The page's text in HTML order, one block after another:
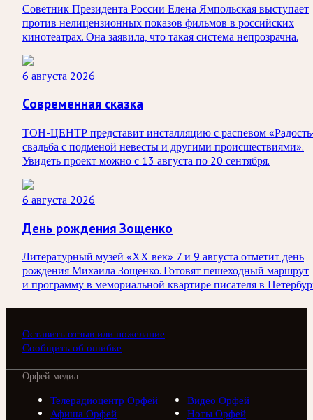
Советник Президента России Елена Ямпольская выступает
против нелицензионных показов фильмов в российских
кинотеатрах. Она заявила, что такая система непрозрачна.
6 августа 2026
Современная сказка
ТОН-ЦЕНТР представит инсталляцию с распевом
свадьба с подменой невесты и другими происшествиями».
Увидеть проект можно с 13 августа по 20 сентября.
6 августа 2026
День рождения Зощенко
Литературный музей «ХХ век» 7 и 9 августа отметит день
рождения Михаила Зощенко. Готовят пешеходный маршрут
и программу в мемориальной квартире писателя в
Оставить отзыв или пожелание
Сообщить об ошибке
Орфей медиа
Телерадиоцентр Орфей
Видео Орфей
Афиша Орфей
Ноты Орфей